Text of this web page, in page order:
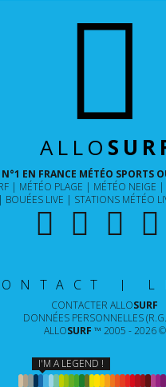
ALLO
N°1 EN FRANCE MÉTÉO SPORTS
MÉTÉO PLAGE MÉTÉO NEIGE
BOUÉES LIVE STATIONS MÉTÉO
|
CONTACTER ALLOSURF
DONNÉES PERSONNELLES
ALLOSURF ™ 2005 - 2026 ©
I'M A LEGEND !